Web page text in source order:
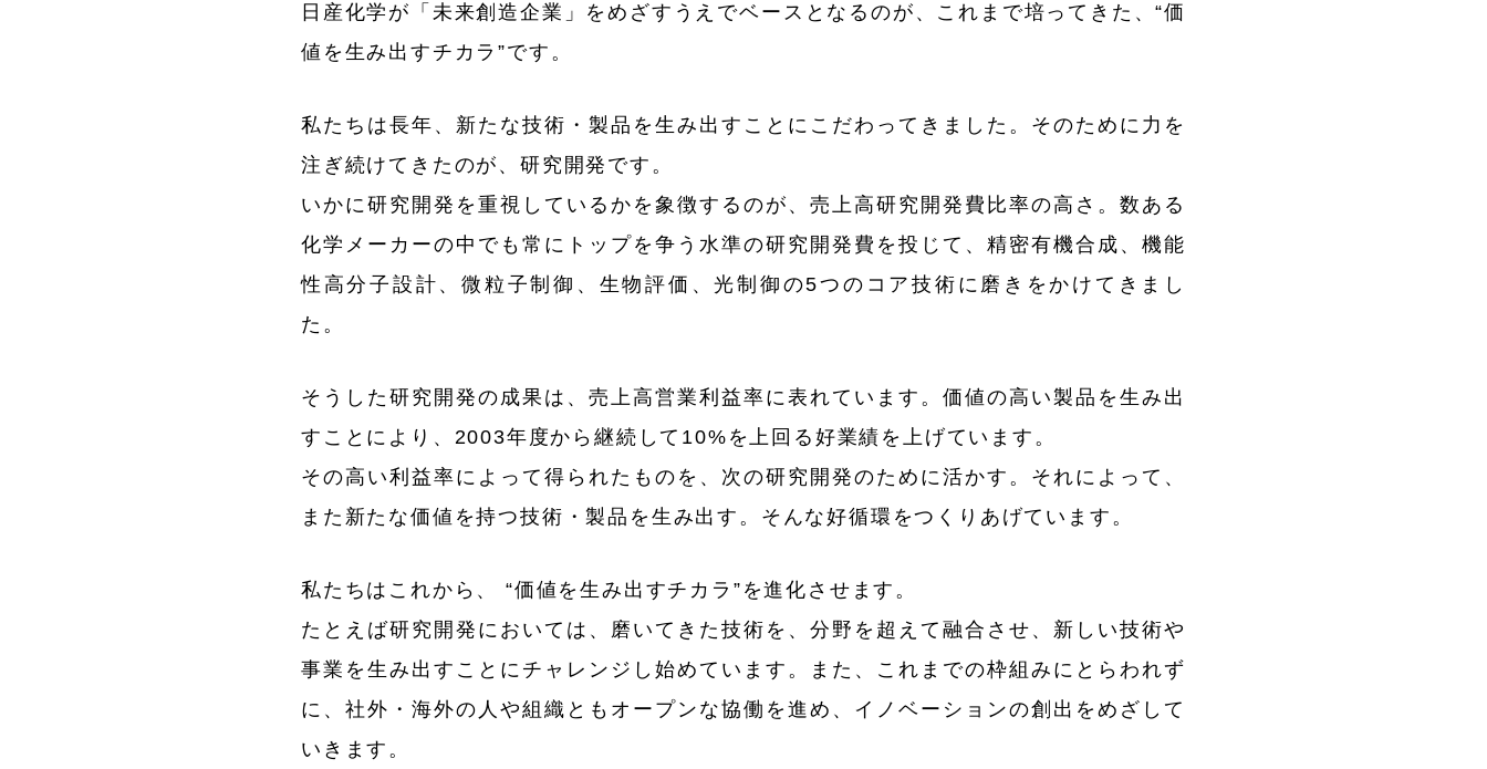
日産化学が「未来創造企業」をめざすうえでベースとなるのが、これまで培ってきた、“価
値を生み出すチカラ”です。
私たちは長年、新たな技術・製品を生み出すことにこだわってきました。そのために力を
注ぎ続けてきたのが、研究開発です。
いかに研究開発を重視しているかを象徴するのが、売上高研究開発費比率の高さ。数ある
化学メーカーの中でも常にトップを争う水準の研究開発費を投じて、精密有機合成、機能
性高分子設計、微粒子制御、生物評価、光制御の5つのコア技術に磨きをかけてきまし
た。
そうした研究開発の成果は、売上高営業利益率に表れています。価値の高い製品を生み出
すことにより、2003年度から継続して10%を上回る好業績を上げています。
その高い利益率によって得られたものを、次の研究開発のために活かす。それによって、
また新たな価値を持つ技術・製品を生み出す。そんな好循環をつくりあげています。
私たちはこれから、 “価値を生み出すチカラ”を進化させます。
たとえば研究開発においては、磨いてきた技術を、分野を超えて融合させ、新しい技術や
事業を生み出すことにチャレンジし始めています。また、これまでの枠組みにとらわれず
に、社外・海外の人や組織ともオープンな協働を進め、イノベーションの創出をめざして
いきます。